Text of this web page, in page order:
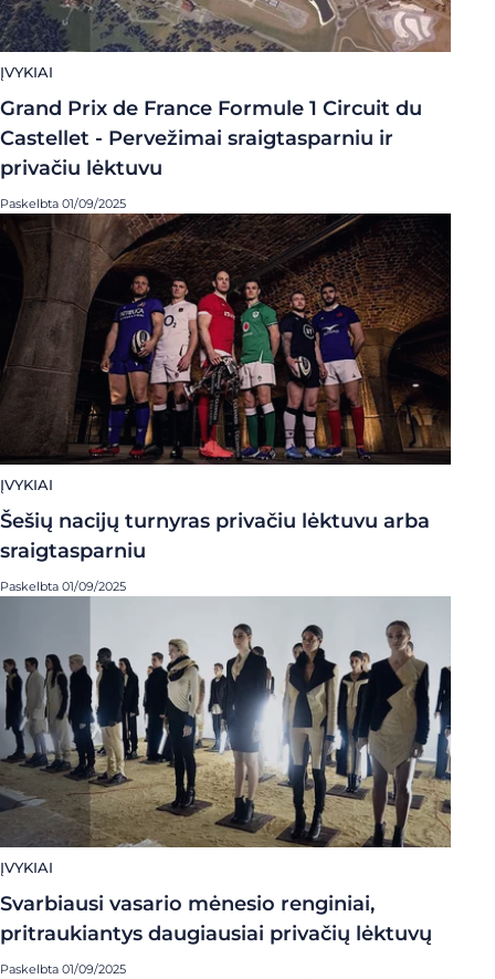
ĮVYKIAI
Grand Prix de France Formule 1 Circuit du
Castellet - Pervežimai sraigtasparniu ir
privačiu lėktuvu
Paskelbta 01/09/2025
ĮVYKIAI
Šešių nacijų turnyras privačiu lėktuvu arba
sraigtasparniu
Paskelbta 01/09/2025
ĮVYKIAI
Svarbiausi vasario mėnesio renginiai,
pritraukiantys daugiausiai privačių lėktuvų
Paskelbta 01/09/2025